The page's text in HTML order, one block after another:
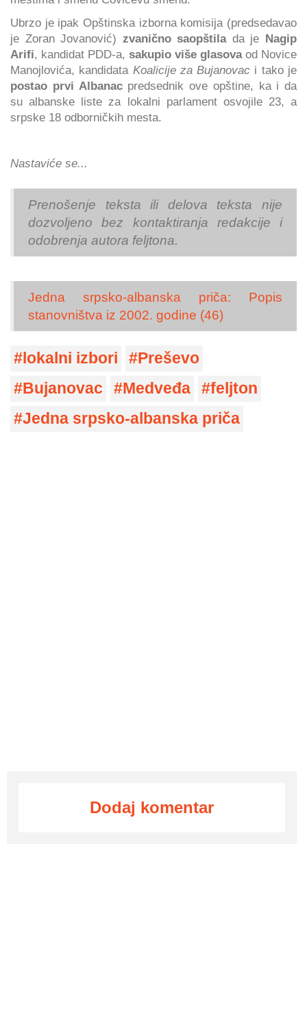
Ubrzo je ipak Opštinska izborna komisija (predsedavao
je Zoran Jovanović) zvanično saopštilada je Nagip
Arifi, kandidat PDD-a, sakupio više glasova od Novice
Manojlovića, kandidata Koalicije za Bujanovac i tako je
postao prvi Albanacpredsednik ove opštine, ka i da
su albanske liste za lokalni parlament osvojile 23, a
srpske 18 odborničkih mesta.
Nastaviće se...
Prenošenje teksta ili delova teksta nije
dozvoljeno bez kontaktiranja redakcije i
odobrenja autora feljtona.
Jedna srpsko-albanska priča: Popis
stanovništva iz 2002. godine (46)
lokalni izbori
Preševo
Bujanovac
Medveđa
feljton
Jedna srpsko-albanska priča
Dodaj komentar